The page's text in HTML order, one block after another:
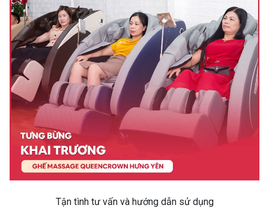
Tận tình tư vấn và hướng dẫn sử dụng